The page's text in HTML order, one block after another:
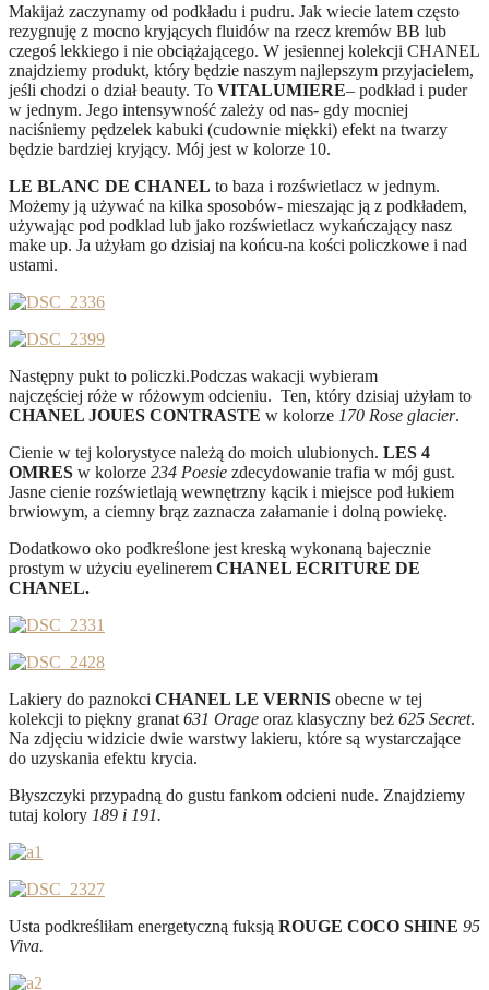
Makijaż zaczynamy od podkładu i pudru. Jak wiecie latem często
rezygnuję z mocno kryjących fluidów na rzecz kremów BB lub
czegoś lekkiego i nie obciążającego. W jesiennej kolekcji CHANEL
znajdziemy produkt, który będzie naszym najlepszym przyjacielem,
jeśli chodzi o dział beauty. To VITALUMIERE– podkład i puder
w jednym. Jego intensywność zależy od nas- gdy mocniej
naciśniemy pędzelek kabuki (cudownie miękki) efekt na twarzy
będzie bardziej kryjący. Mój jest w kolorze 10.
LE BLANC DE CHANEL to baza i rozświetlacz w jednym.
Możemy ją używać na kilka sposobów- mieszając ją z podkładem,
używając pod podklad lub jako rozświetlacz wykańczający nasz
make up. Ja użyłam go dzisiaj na końcu-na kości policzkowe i nad
ustami.
Następny pukt to policzki.Podczas wakacji wybieram
najczęściej róże w różowym odcieniu. Ten, który dzisiaj użyłam to
CHANEL JOUES CONTRASTE w kolorze 170 Rose glacier.
Cienie w tej kolorystyce należą do moich ulubionych. LES 4
OMRES w kolorze 234 Poesie zdecydowanie trafia w mój gust.
Jasne cienie rozświetlają wewnętrzny kącik i miejsce pod łukiem
brwiowym, a ciemny brąz zaznacza załamanie i dolną powiekę.
Dodatkowo oko podkreślone jest kreską wykonaną bajecznie
prostym w użyciu eyelinerem CHANEL ECRITURE DE
CHANEL.
Lakiery do paznokci CHANEL LE VERNIS obecne w tej
kolekcji to piękny granat 631 Orage oraz klasyczny beż 625 Secret.
Na zdjęciu widzicie dwie warstwy lakieru, które są wystarczające
do uzyskania efektu krycia.
Błyszczyki przypadną do gustu fankom odcieni nude. Znajdziemy
tutaj kolory 189 i 191.
Usta podkreśliłam energetyczną fuksją ROUGE COCO SHINE 95
Viva.